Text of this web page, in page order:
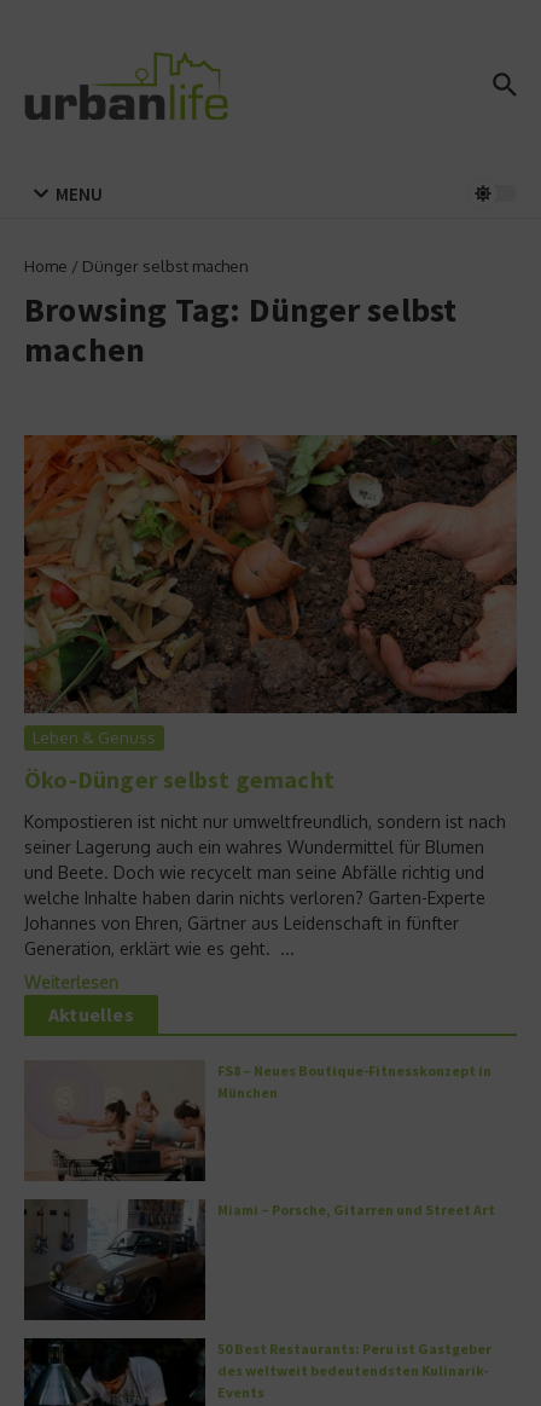
MENU
Home / Dünger selbst machen
Browsing Tag: Dünger selbst
machen
Leben & Genuss
Öko-Dünger selbst gemacht
Kompostieren ist nicht nur umweltfreundlich, sondern ist nach
seiner Lagerung auch ein wahres Wundermittel für Blumen
und Beete. Doch wie recycelt man seine Abfälle richtig und
welche Inhalte haben darin nichts verloren? Garten-Experte
Johannes von Ehren, Gärtner aus Leidenschaft in fünfter
Generation, erklärt wie es geht. ...
Weiterlesen
Aktuelles
FS8 – Neues Boutique-Fitnesskonzept in
München
Miami – Porsche, Gitarren und Street Art
50 Best Restaurants: Peru ist Gastgeber
des weltweit bedeutendsten Kulinarik-
Events